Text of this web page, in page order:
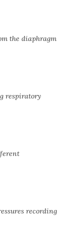
the diaphragm
respiratory
recording